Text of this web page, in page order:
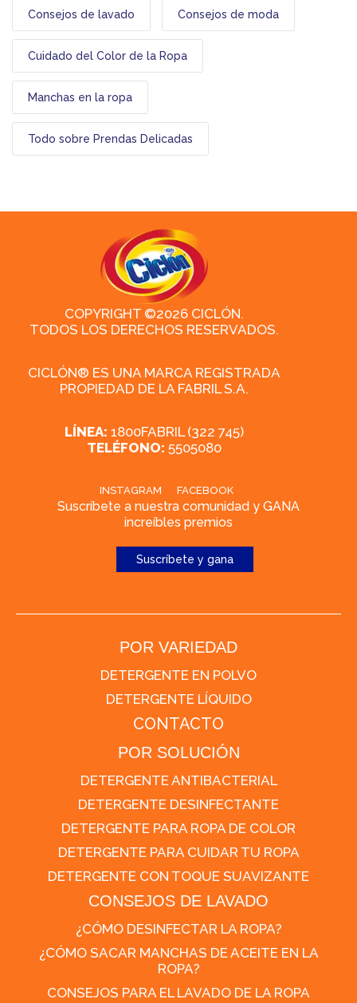
Consejos de lavado Consejos de moda
Cuidado del Color de la Ropa
Manchas en la ropa
Todo sobre Prendas Delicadas
COPYRIGHT ©2026 CICLÓN.
TODOS LOS DERECHOS RESERVADOS.
CICLÓN® ES UNA MARCA REGISTRADA
PROPIEDAD DE LA FABRIL S.A.
LÍNEA: 1800FABRIL (322 745)
TELÉFONO: 5505080
INSTAGRAM FACEBOOK
Suscríbete a nuestra comunidad y GANA
increíbles premios
Suscríbete y gana
POR VARIEDAD
DETERGENTE EN POLVO
DETERGENTE LÍQUIDO
CONTACTO
POR SOLUCIÓN
DETERGENTE ANTIBACTERIAL
DETERGENTE DESINFECTANTE
DETERGENTE PARA ROPA DE COLOR
DETERGENTE PARA CUIDAR TU ROPA
DETERGENTE CON TOQUE SUAVIZANTE
CONSEJOS DE LAVADO
¿CÓMO DESINFECTAR LA ROPA?
¿CÓMO SACAR MANCHAS DE ACEITE EN LA
ROPA?
CONSEJOS PARA EL LAVADO DE LA ROPA